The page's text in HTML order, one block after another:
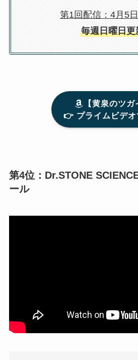
第1回配信：4月5日
毎週日曜日更
【黄泉のツガ
👉 プライムビデオ
第4位：Dr.STONE
ール